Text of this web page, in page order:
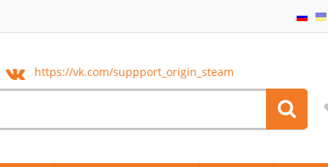
https://vk.com/suppport_origin_steam